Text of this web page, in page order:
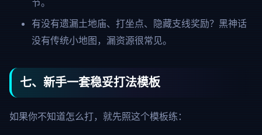
节。
有没有遗漏土地庙、打坐点、隐藏支线奖励？黑神话
没有传统小地图，漏资源很常见。
七、新手一套稳妥打法模板
如果你不知道怎么打，就先照这个模板练：